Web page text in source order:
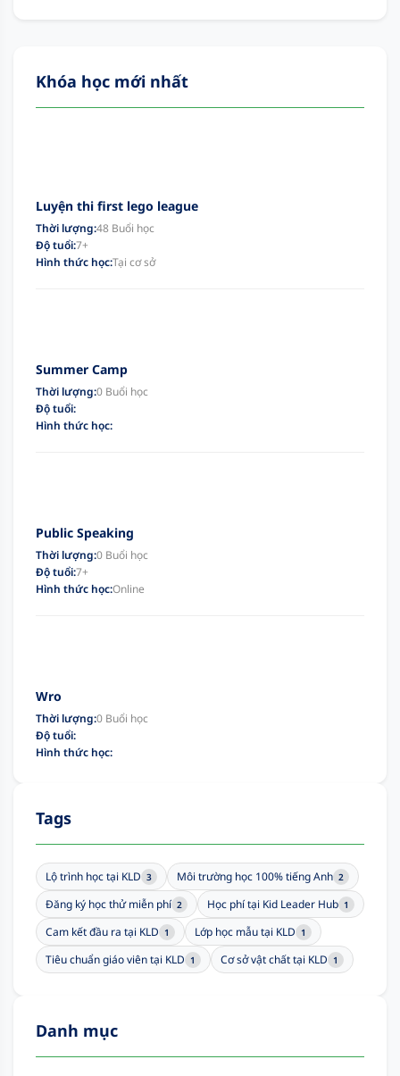
Khóa học mới nhất
Luyện thi first lego league
Thời lượng:48 Buổi học
Độ tuổi:7+
Hình thức học:Tại cơ sở
Summer Camp
Thời lượng:0 Buổi học
Độ tuổi:
Hình thức học:
Public Speaking
Thời lượng:0 Buổi học
Độ tuổi:7+
Hình thức học:Online
Wro
Thời lượng:0 Buổi học
Độ tuổi:
Hình thức học:
Tags
Lộ trình học tại KLD 3 Môi trường học 100% tiếng Anh 2
Đăng ký học thử miễn phí 2 Học phí tại Kid Leader Hub 1
Cam kết đầu ra tại KLD 1 Lớp học mẫu tại KLD 1
Tiêu chuẩn giáo viên tại KLD 1 Cơ sở vật chất tại KLD 1
Danh mục